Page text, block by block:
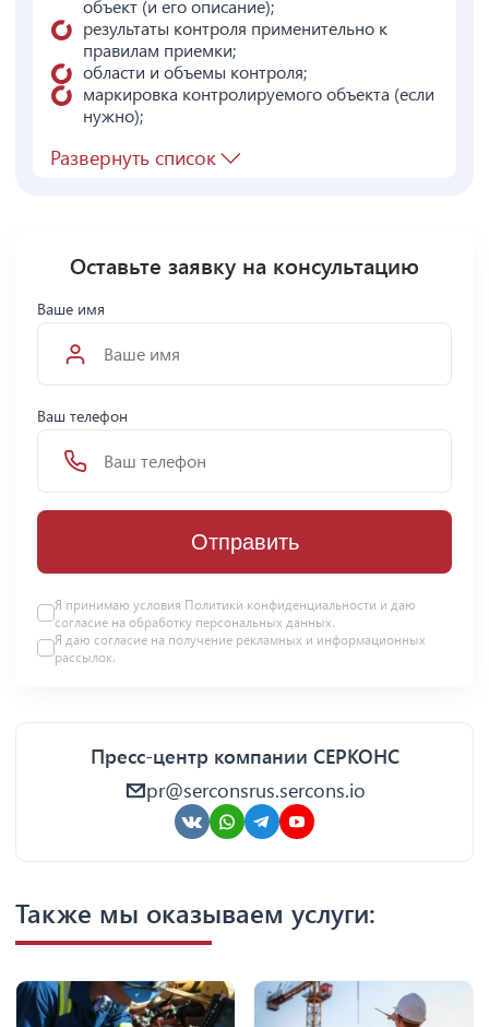
объект (и его описание);
результаты контроля применительно к
правилам приемки;
области и объемы контроля;
маркировка контролируемого объекта (если
нужно);
Развернуть список
Оставьте заявку на консультацию
Ваше имя
Ваш телефон
Отправить
Я принимаю условия Политики конфиденциальности и даю
согласие на обработку персональных данных.
Я даю согласие на получение рекламных и информационных
рассылок.
Пресс-центр компании СЕРКОНС
pr@serconsrus.sercons.io
Также мы оказываем услуги: